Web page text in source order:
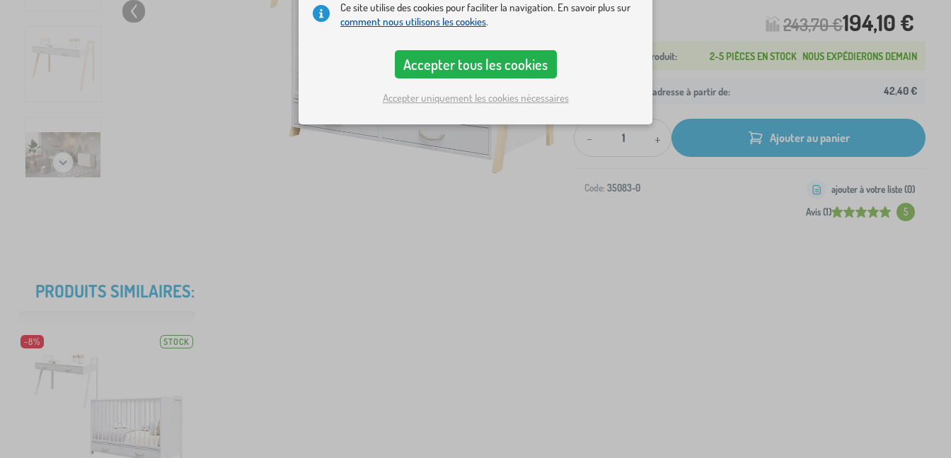
243,70 €194,10 €
2-5 PIÈCES EN STOCK NOUS EXPÉDIERONS DEMAIN
Livraison à votre adresse à partir de: 42,40 €
- + Ajouter au panier
Code: 35083-0
Avis (1) 5
ajouter à votre liste (0)
PRODUITS SIMILAIRES:
-8% STOCK
Ce site utilise des cookies pour faciliter la navigation. En savoir plus sur
comment nous utilisons les cookies.
Accepter tous les cookies
Accepter uniquement les cookies nécessaires